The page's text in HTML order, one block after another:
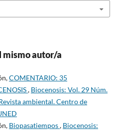
mismo autor/a
COMENTARIO: 35
, Biocenosis: Vol. 29 Núm.
ambiental. Centro de
Biopasatiempos, Biocenosis: